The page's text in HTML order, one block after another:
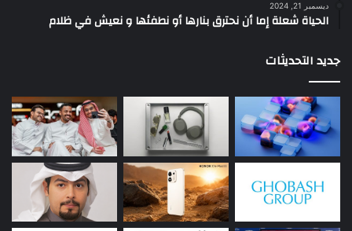
ديسمبر 21, 2024
الحياة شعلة إما أن نحترق بنارها أو نطفئها و نعيش في ظلام
جديد التحديثات